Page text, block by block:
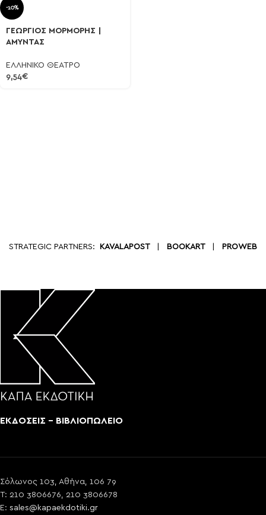
-10%
ΓΕΩΡΓΙΟΣ ΜΟΡΜΟΡΗΣ |
ΑΜΥΝΤΑΣ
ΕΛΛΗΝΙΚΟ ΘΕΑΤΡΟ
9,54€
STRATEGIC PARTNERS: KAVALAPOST| BOOKART| PROWEB
ΕΚΔΟΣΕΙΣ - ΒΙΒΛΙΟΠΩΛΕΙΟ
Σόλωνος 103, Αθήνα, 106 79
T: 210 3806676, 210 3806678
E: sales@kapaekdotiki.gr